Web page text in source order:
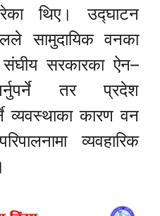
थिए। उद्घाटन
सामुदायिक वनका
सरकारका ऐन–
तर प्रदेश
व्यवस्थाका कारण वन
व्यवहारिक